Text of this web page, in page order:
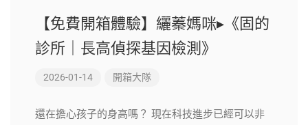
【免費開箱體驗】纚蓁媽咪▸《固的
診所｜長高偵探基因檢測》
2026-01-14 開箱大隊
還在擔心孩子的身高嗎？ 現在科技進步已經可以非